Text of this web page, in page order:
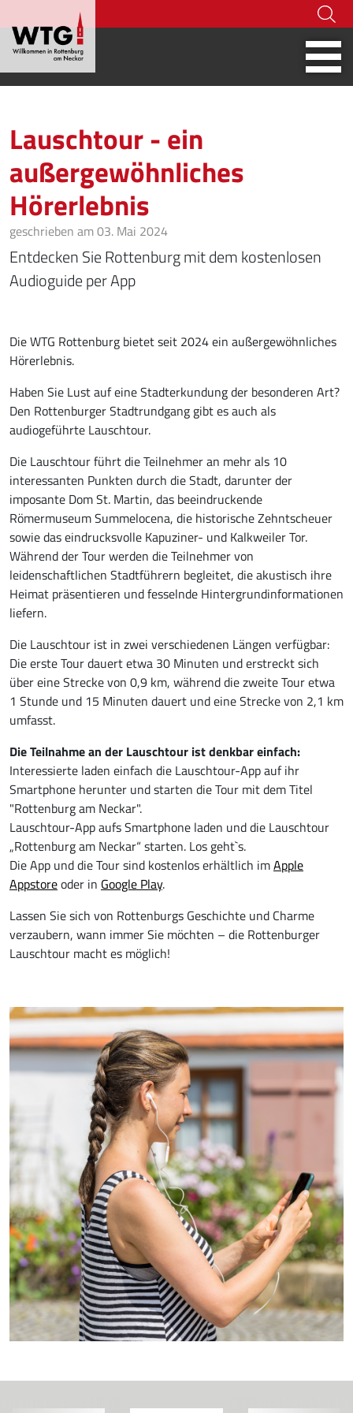
WebcamsSocial
Lauschtour - ein
außergewöhnliches
Hörerlebnis
geschrieben am 03. Mai 2024
Entdecken Sie Rottenburg mit dem kostenlosen
Audioguide per App
Die WTG Rottenburg bietet seit 2024 ein außergewöhnliches
Hörerlebnis.
Haben Sie Lust auf eine Stadterkundung der besonderen Art?
Den Rottenburger Stadtrundgang gibt es auch als
audiogeführte Lauschtour.
Die Lauschtour führt die Teilnehmer an mehr als 10
interessanten Punkten durch die Stadt, darunter der
imposante Dom St. Martin, das beeindruckende
Römermuseum Summelocena, die historische Zehntscheuer
sowie das eindrucksvolle Kapuziner- und Kalkweiler Tor.
Während der Tour werden die Teilnehmer von
leidenschaftlichen Stadtführern begleitet, die akustisch ihre
Heimat präsentieren und fesselnde Hintergrundinformationen
liefern.
Die Lauschtour ist in zwei verschiedenen Längen verfügbar:
Die erste Tour dauert etwa 30 Minuten und erstreckt sich
über eine Strecke von 0,9 km, während die zweite Tour etwa
1 Stunde und 15 Minuten dauert und eine Strecke von 2,1 km
umfasst.
Die Teilnahme an der Lauschtour ist denkbar einfach:
Interessierte laden einfach die Lauschtour-App auf ihr
Smartphone herunter und starten die Tour mit dem Titel
"Rottenburg am Neckar".
Lauschtour-App aufs Smartphone laden und die Lauschtour
„Rottenburg am Neckar“ starten. Los geht`s.
Die App und die Tour sind kostenlos erhältlich imApple
Appstoreoder in Google Play.
Lassen Sie sich von Rottenburgs Geschichte und Charme
verzaubern, wann immer Sie möchten – die Rottenburger
Lauschtour macht es möglich!